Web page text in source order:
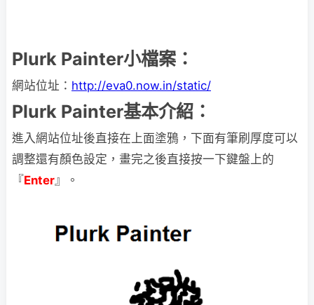
Plurk Painter小檔案：
網站位址： http://eva0.now.in/static/
Plurk Painter基本介紹：
進入網站位址後直接在上面塗鴉，下面有筆刷厚度可以
調整還有顏色設定，畫完之後直接按一下鍵盤上的
『Enter』。